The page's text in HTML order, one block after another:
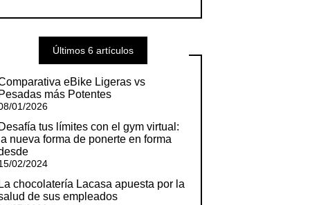
Últimos 6 artículos
eBike Ligeras vs
Pesadas más Potentes
01/2026
Desafía tus límites con el gym virtual:
la nueva forma de ponerte en forma
02/2024
La chocolatería Lacasa apuesta por la
de sus empleados